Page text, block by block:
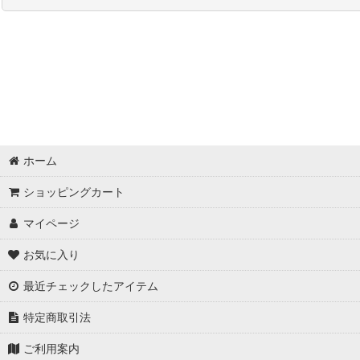
並び順:
【３０円コーナー】 カメオ ・ カボション
【３０円コーナー】 つぶ枠チャーム
【５０円コーナー】 チャーム各種
【５０円コーナー】 パールビーズ
【５０円コーナー】 ビーズ各種
ホーム
ショッピングカート
マイページ
お気に入り
最近チェックしたアイテム
特定商取引法
ご利用案内